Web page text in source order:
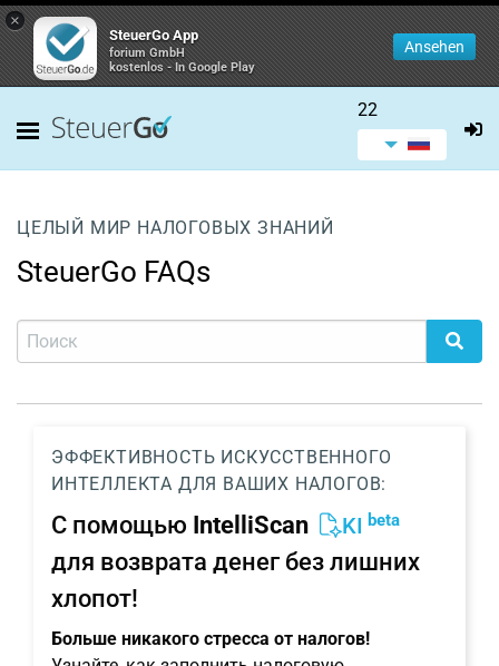
×
SteuerGo App
forium GmbH
kostenlos - In Google Play
Ansehen
22
ЦЕЛЫЙ МИР НАЛОГОВЫХ ЗНАНИЙ
SteuerGo FAQs
ЭФФЕКТИВНОСТЬ ИСКУССТВЕННОГО
ИНТЕЛЛЕКТА ДЛЯ ВАШИХ НАЛОГОВ:
С помощью IntelliScan KI beta
для возврата денег без лишних
хлопот!
Больше никакого стресса от налогов!